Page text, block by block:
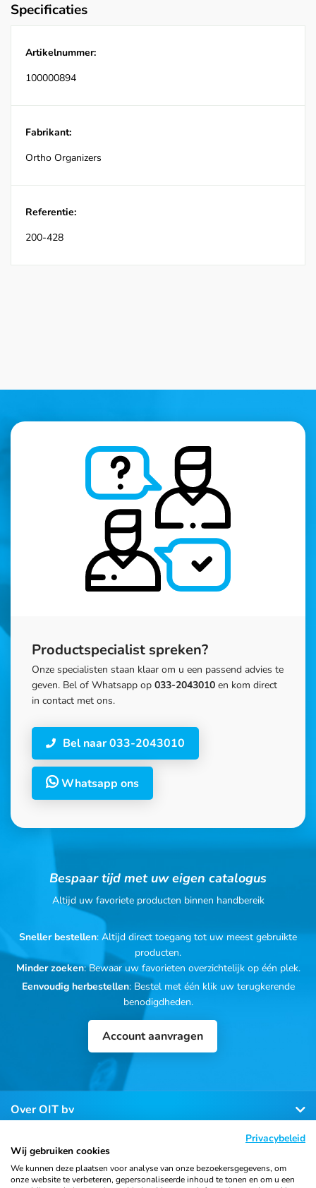
Specificaties
Artikelnummer:
100000894
Fabrikant:
Ortho Organizers
Referentie:
200-428
Productspecialist spreken?
Onze specialisten staan klaar om u een passend advies te
geven. Bel of Whatsapp op 033-2043010 en kom direct
in contact met ons.
Bel naar 033-2043010
Whatsapp ons
Bespaar tijd met uw eigen catalogus
Altijd uw favoriete producten binnen handbereik
Sneller bestellen: Altijd direct toegang tot uw meest gebruikte
producten.
Minder zoeken: Bewaar uw favorieten overzichtelijk op één plek.
Eenvoudig herbestellen: Bestel met één klik uw terugkerende
benodigdheden.
Account aanvragen
Over OIT bv
Klantenservice
Privacybeleid
Wij gebruiken cookies
We kunnen deze plaatsen voor analyse van onze bezoekersgegevens, om
onze website te verbeteren, gepersonaliseerde inhoud te tonen en om u een